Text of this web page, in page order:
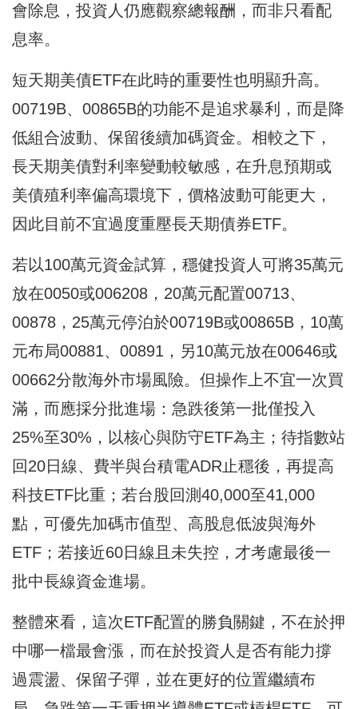
會除息，投資人仍應觀察總報酬，而非只看配
息率。
短天期美債ETF在此時的重要性也明顯升高。
00719B、00865B的功能不是追求暴利，而是降
低組合波動、保留後續加碼資金。相較之下，
長天期美債對利率變動較敏感，在升息預期或
美債殖利率偏高環境下，價格波動可能更大，
因此目前不宜過度重壓長天期債券ETF。
若以100萬元資金試算，穩健投資人可將35萬元
放在0050或006208，20萬元配置00713、
00878，25萬元停泊於00719B或00865B，10萬
元布局00881、00891，另10萬元放在00646或
00662分散海外市場風險。但操作上不宜一次買
滿，而應採分批進場：急跌後第一批僅投入
25%至30%，以核心與防守ETF為主；待指數站
回20日線、費半與台積電ADR止穩後，再提高
科技ETF比重；若台股回測40,000至41,000
點，可優先加碼市值型、高股息低波與海外
ETF；若接近60日線且未失控，才考慮最後一
批中長線資金進場。
整體來看，這次ETF配置的勝負關鍵，不在於押
中哪一檔最會漲，而在於投資人是否有能力撐
過震盪、保留子彈，並在更好的位置繼續布